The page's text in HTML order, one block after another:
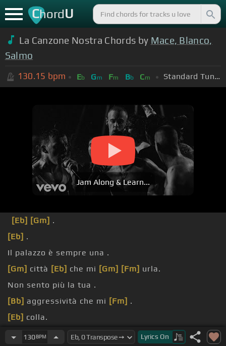
ChordU
La Canzone Nostra Chords by Mace, Blanco,
Salmo
130.15 bpm Eb Gm Fm Bb Cm Standard Tuning (EADGBE)
Jam Along & Learn...
[Eb] [Gm] .
[Eb] .
Il palazzo è sempre una .
[Gm] città [Eb] che mi [Gm] [Fm] urla.
Non sento più la tua .
[Bb] aggressività che mi [Fm] .
[Eb] colla.
[Gm]sei in piedi con il mio whisky.
130BPM Lyrics On